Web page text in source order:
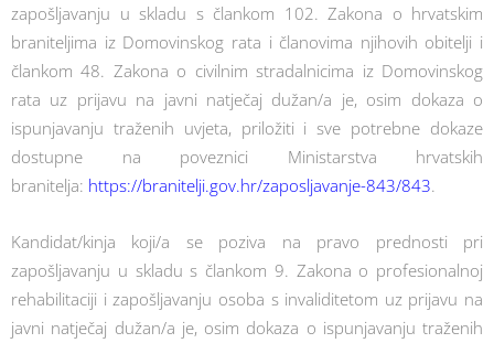
zapošljavanju u skladu s člankom 102. Zakona o hrvatskim
braniteljima iz Domovinskog rata i članovima njihovih obitelji i
člankom 48. Zakona o civilnim stradalnicima iz Domovinskog
rata uz prijavu na javni natječaj dužan/a je, osim dokaza o
ispunjavanju traženih uvjeta, priložiti i sve potrebne dokaze
dostupne na poveznici Ministarstva hrvatskih
branitelja: https://branitelji.gov.hr/zaposljavanje-843/843.
Kandidat/kinja koji/a se poziva na pravo prednosti pri
zapošljavanju u skladu s člankom 9. Zakona o profesionalnoj
rehabilitaciji i zapošljavanju osoba s invaliditetom uz prijavu na
javni natječaj dužan/a je, osim dokaza o ispunjavanju traženih